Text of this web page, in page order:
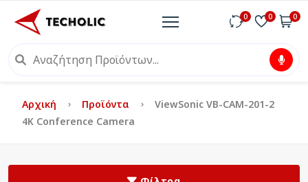
0 0 0
Αρχική Προϊόντα
ViewSonic VB-CAM-201-2
4K Conference Camera